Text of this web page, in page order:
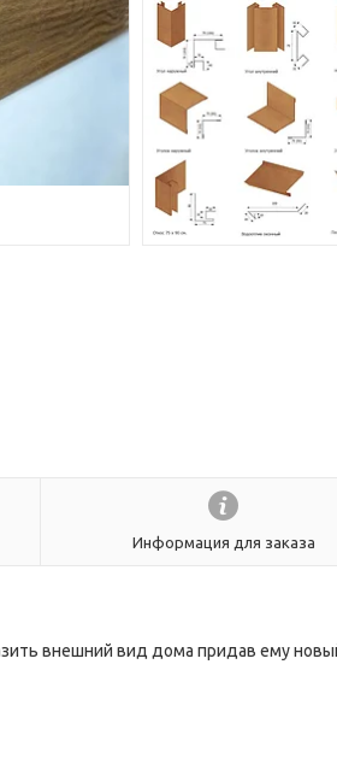
Информация для заказа
внешний вид дома придав ему